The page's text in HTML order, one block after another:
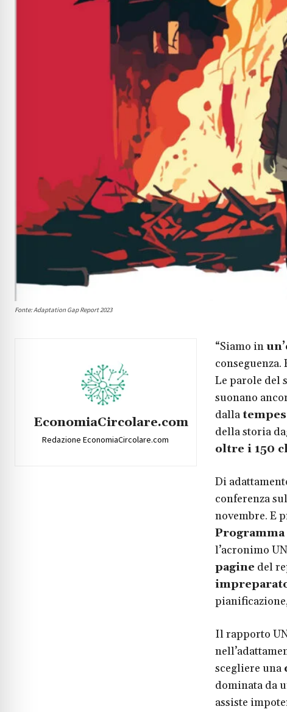
Fonte: Adaptation Gap Report 2023
EconomiaCircolare.com
Redazione EconomiaCircolare.com
“Siamo in
Le parole del
suonano
dalla
della storia
oltre i 150
Di
conferenza
novembre. E
l’acronimo
pagine del
Il rapporto
scegliere una
dominata da
assiste